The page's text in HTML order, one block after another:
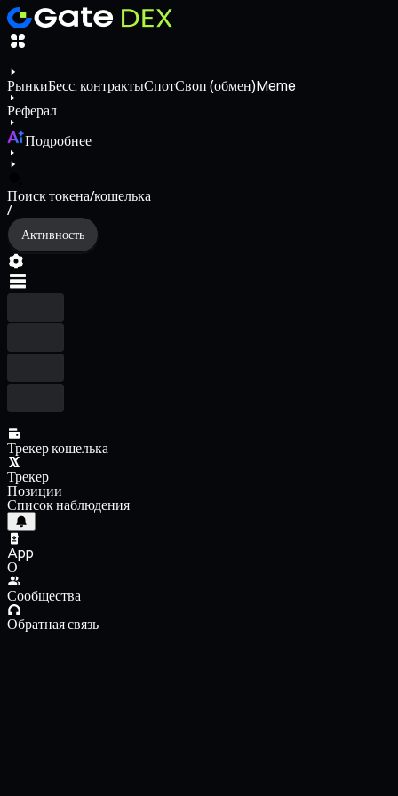
РынкиБесс. контрактыСпотСвоп (обмен)Meme
Реферал
Подробнее
Поиск токена/кошелька
/
Активность
Трекер кошелька
Трекер
Позиции
Список наблюдения
App
О
Сообщества
Обратная связь